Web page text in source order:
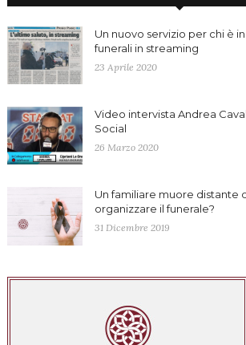
Un nuovo servizio per chi è
funerali in streaming
23 Aprile 2020
Video intervista Andrea
Social
26 Marzo 2020
Un familiare muore distante
organizzare il funerale?
31 Dicembre 2019